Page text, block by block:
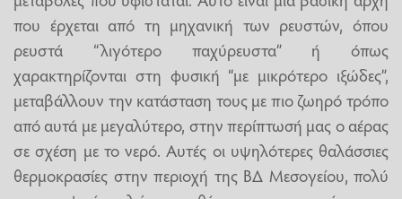
που έρχεται από τη μηχανική των ρευστών, όπου
ρευστά “λιγότερο παχύρευστα” ή όπως
χαρακτηρίζονται στη φυσική “με μικρότερο ιξώδες”,
μεταβάλλουν την κατάσταση τους με πιο ζωηρό τρόπο
από αυτά με μεγαλύτερο, στην περίπτωσή μας ο αέρας
σε σχέση με το νερό. Αυτές οι υψηλότερες θαλάσσιες
θερμοκρασίες στην περιοχή της ΒΔ Μεσογείου, πολύ